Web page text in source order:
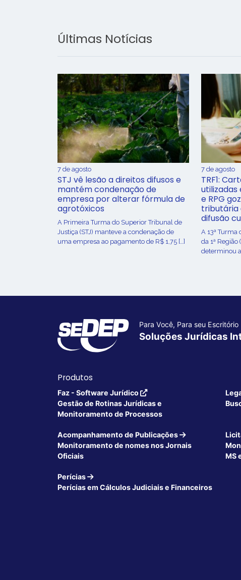
Últimas Notícias
7 de agosto
STJ vê lesão a direitos difusos e
mantém condenação de
empresa por alterar fórmula de
agrotóxicos
​A Primeira Turma do Superior Tribunal de
Justiça (STJ) manteve a condenação de
uma empresa ao pagamento de R$ 1,75 […]
7 de agosto
TRF1:
utilizadas
e RPG
tributária
difusão
A 13ª Turma
da 1ª
determinou
Para Você, Para seu Escritório
Soluções Jurídicas
Produtos
Faz - Software Jurídico
Gestão de Rotinas Jurídicas e
Monitoramento de Processos
Acompanhamento de Publicações
Monitoramento de nomes nos Jornais
Oficiais
MS
Perícias
Perícias em Cálculos Judiciais e Financeiros